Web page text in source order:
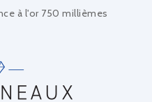
à l'or 750 millièmes